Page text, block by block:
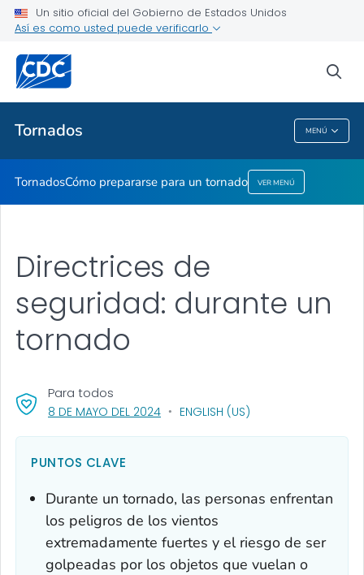
Un sitio oficial del Gobierno de Estados Unidos
Así es como usted puede verificarlo
Tornados MENÚ
Cómo prepararse para un tornado
Temas relacionados
Tornados
TornadosCómo prepararse para un tornado VER MENÚ
8 DE MAYO DEL 2024, VISIT LINK FOR DETAILS.
ENGLISH (US)
Para todos
Directrices de
seguridad: durante un
tornado
PUNTOS CLAVE
Durante un tornado, las personas enfrentan
los peligros de los vientos
extremadamente fuertes y el riesgo de ser
golpeadas por los objetos que vuelan o